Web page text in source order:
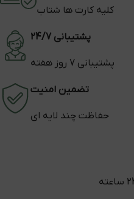
کلیه کارت ها شتاب
پشتیبانی 24/7
پشتیبانی 7 روز هفته
تضمین امنیت
حفاظت چند لایه ای